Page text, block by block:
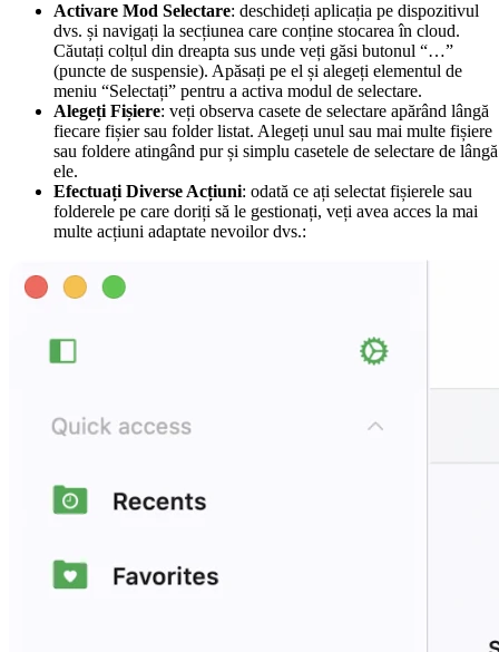
Activare Mod Selectare: deschideți aplicația pe dispozitivul
dvs. și navigați la secțiunea care conține stocarea în cloud.
Căutați colțul din dreapta sus unde veți găsi butonul “…”
(puncte de suspensie). Apăsați pe el și alegeți elementul de
meniu “Selectați” pentru a activa modul de selectare.
Alegeți Fișiere: veți observa casete de selectare apărând lângă
fiecare fișier sau folder listat. Alegeți unul sau mai multe fișiere
sau foldere atingând pur și simplu casetele de selectare de lângă
ele.
Efectuați Diverse Acțiuni: odată ce ați selectat fișierele sau
folderele pe care doriți să le gestionați, veți avea acces la mai
multe acțiuni adaptate nevoilor dvs.: